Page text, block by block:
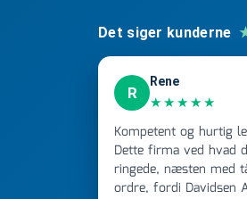
Det siger kunderne
R
Rene
★★★★★
Kompetent og hurtig levering! Kompetent og, ikke
Dette firma ved hvad
ringede, næsten med
ordre, fordi Davidsen